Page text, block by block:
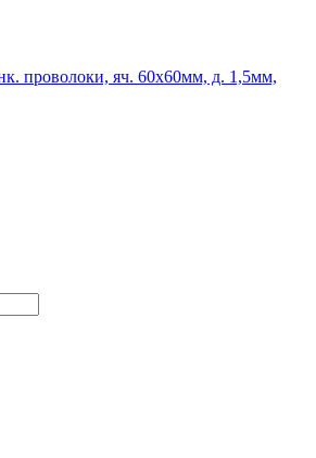
проволоки, яч. 60х60мм, д. 1,5мм,